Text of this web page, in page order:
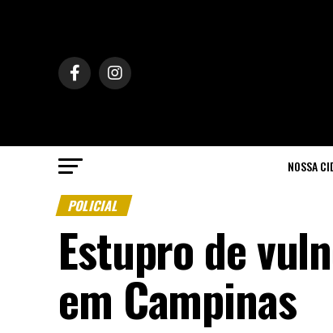
NOSSA
POLICIAL
Estupro de
em Campinas